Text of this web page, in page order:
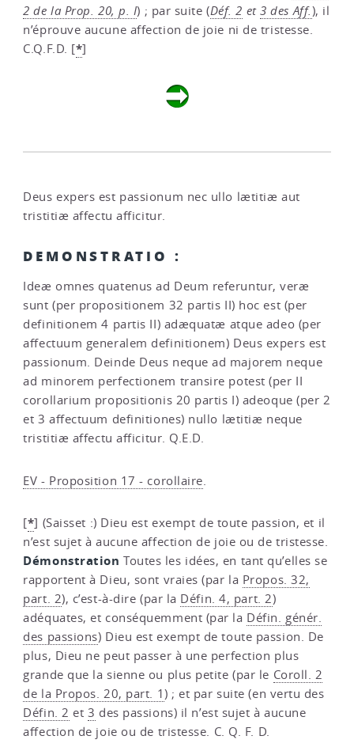
2 de la Prop. 20, p. I) ; par suite (Déf. 2 et3 des Aff.), il
n’éprouve aucune affection de joie ni de tristesse.
C.Q.F.D. [*]
Deus expers est passionum nec ullo lætitiæ aut
tristitiæ affectu afficitur.
DEMONSTRATIO :
Ideæ omnes quatenus ad Deum referuntur, veræ
sunt (per propositionem 32 partis II) hoc est (per
definitionem 4 partis II) adæquatæ atque adeo (per
affectuum generalem definitionem) Deus expers est
passionum. Deinde Deus neque ad majorem neque
ad minorem perfectionem transire potest (per II
corollarium propositionis 20 partis I) adeoque (per 2
et 3 affectuum definitiones) nullo lætitiæ neque
tristitiæ affectu afficitur. Q.E.D.
EV - Proposition 17 - corollaire
[*] (Saisset :) Dieu est exempt de toute passion, et il
n’est sujet à aucune affection de joie ou de tristesse.
Démonstration Toutes les idées, en tant qu’elles se
rapportent à Dieu, sont vraies (par la Propos. 32,
part. 2), c’est-à-dire (par la Défin. 4, part. 2)
adéquates, et conséquemment (par la Défin. génér.
des passions) Dieu est exempt de toute passion. De
plus, Dieu ne peut passer à une perfection plus
grande que la sienne ou plus petite (par le Coroll. 2
de la Propos. 20, part. 1) ; et par suite (en vertu des
Défin. 2 et 3 des passions) il n’est sujet à aucune
affection de joie ou de tristesse. C. Q. F. D.